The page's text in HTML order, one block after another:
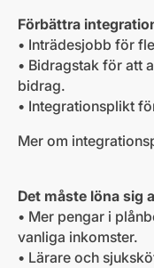
Förbättra
• Inträdesjobb för
• Bidragstak för att
bidrag.
• Integrationsplikt
Mer om
Det måste löna sig
• Mer pengar i
vanliga inkomster.
• Lärare och